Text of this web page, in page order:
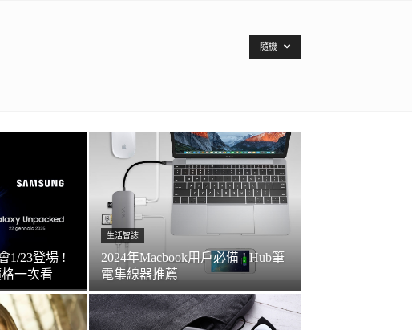
隨機
1/23登場 !
一次看
生活智誌
2024年Macbook用戶必備 ! Hub筆
電集線器推薦